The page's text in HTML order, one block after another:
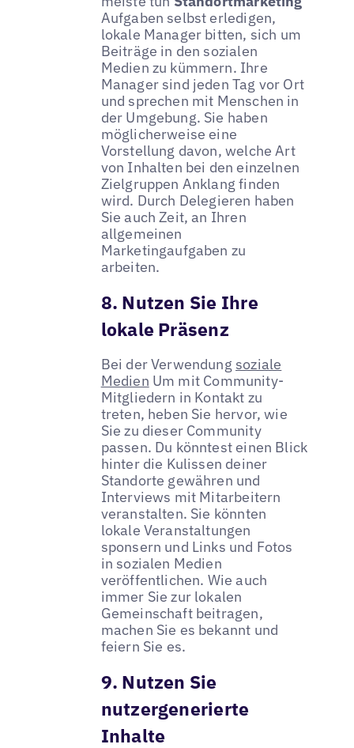
Aufgaben selbst erledigen,
lokale Manager bitten, sich um
Beiträge in den sozialen
Medien zu kümmern. Ihre
Manager sind jeden Tag vor Ort
und sprechen mit Menschen in
der Umgebung. Sie haben
möglicherweise eine
Vorstellung davon, welche Art
von Inhalten bei den einzelnen
Zielgruppen Anklang finden
wird. Durch Delegieren haben
Sie auch Zeit, an Ihren
allgemeinen
Marketingaufgaben zu
arbeiten.
8. Nutzen Sie Ihre
lokale Präsenz
Bei der Verwendung soziale
Medien Um mit Community-
Mitgliedern in Kontakt zu
treten, heben Sie hervor, wie
Sie zu dieser Community
passen. Du könntest einen Blick
hinter die Kulissen deiner
Standorte gewähren und
Interviews mit Mitarbeitern
veranstalten. Sie könnten
lokale Veranstaltungen
sponsern und Links und Fotos
in sozialen Medien
veröffentlichen. Wie auch
immer Sie zur lokalen
Gemeinschaft beitragen,
machen Sie es bekannt und
feiern Sie es.
9. Nutzen Sie
nutzergenerierte
Inhalte